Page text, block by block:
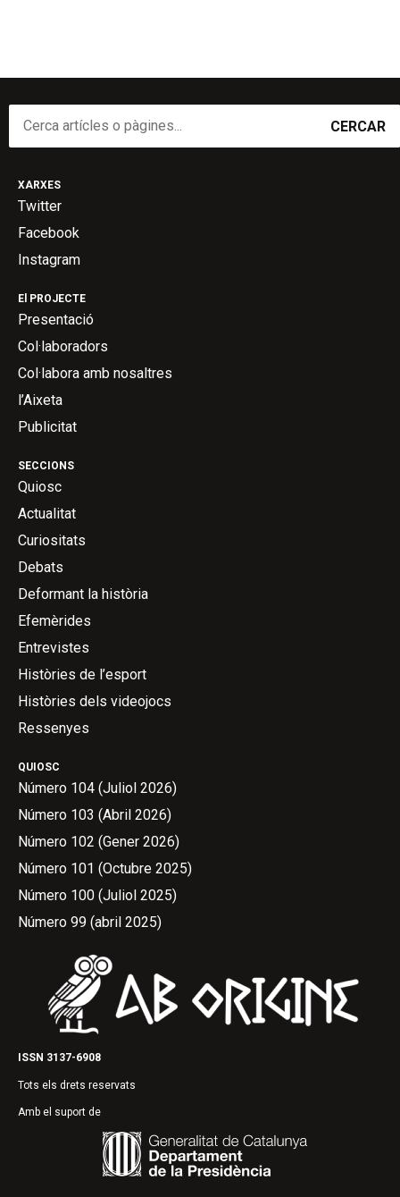
CERCAR
ISSN 3137-6908
Tots els drets reservats
Amb el suport de
QUIOSC
Número 104 (Juliol 2026)
Número 103 (Abril 2026)
Número 102 (Gener 2026)
Número 101 (Octubre 2025)
Número 100 (Juliol 2025)
Número 99 (abril 2025)
SECCIONS
Quiosc
Actualitat
Curiositats
Debats
Deformant la història
Efemèrides
Entrevistes
Històries de l’esport
Històries dels videojocs
Ressenyes
El PROJECTE
Presentació
Col·laboradors
Col·labora amb nosaltres
l’Aixeta
Publicitat
XARXES
Twitter
Facebook
Instagram